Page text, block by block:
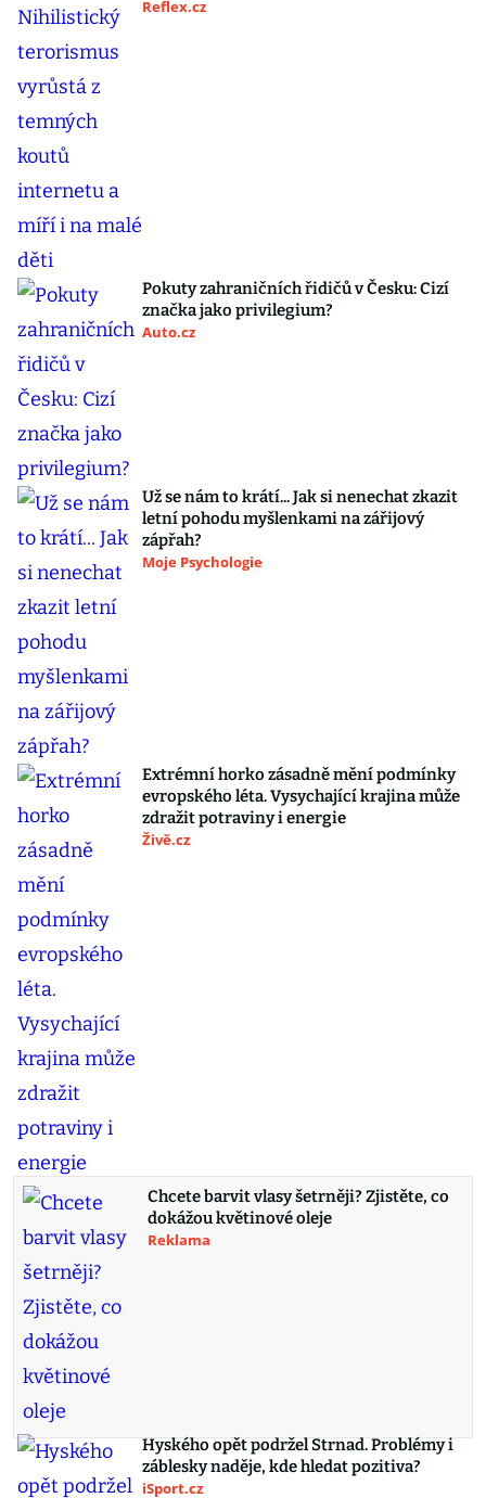
Reflex.cz
Pokuty zahraničních řidičů v Česku: Cizí
značka jako privilegium?
Auto.cz
Už se nám to krátí... Jak si nenechat zkazit
letní pohodu myšlenkami na zářijový
zápřah?
Moje Psychologie
Extrémní horko zásadně mění podmínky
evropského léta. Vysychající krajina může
zdražit potraviny i energie
Živě.cz
Chcete barvit vlasy šetrněji? Zjistěte, co
dokážou květinové oleje
Reklama
Hyského opět podržel Strnad. Problémy i
záblesky naděje, kde hledat pozitiva?
iSport.cz